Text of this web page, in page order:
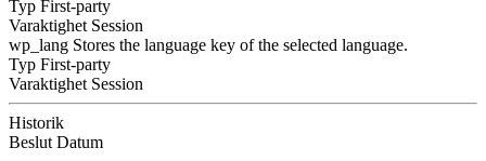
Typ First-party
Varaktighet Session
wp_lang Stores the language key of the selected language.
Typ First-party
Varaktighet Session
Historik
Beslut Datum